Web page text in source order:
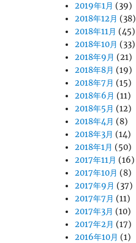
2019年1月 (39)
2018年12月 (38)
2018年11月 (45)
2018年10月 (33)
2018年9月 (21)
2018年8月 (19)
2018年7月 (15)
2018年6月 (11)
2018年5月 (12)
2018年4月 (8)
2018年3月 (14)
2018年1月 (50)
2017年11月 (16)
2017年10月 (8)
2017年9月 (37)
2017年7月 (11)
2017年3月 (10)
2017年2月 (17)
2016年10月 (1)